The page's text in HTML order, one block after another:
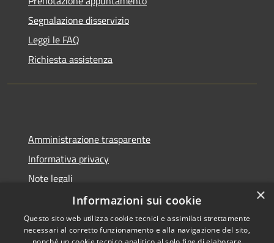
Segnalazione disservizio
Leggi le FAQ
Richiesta assistenza
Amministrazione trasparente
Informativa privacy
Note legali
Dichiarazione di accessibilità
×
Informazioni sui cookie
Questo sito web utilizza cookie tecnici e assimilati strettamente
necessari al corretto funzionamento e alla navigazione del sito,